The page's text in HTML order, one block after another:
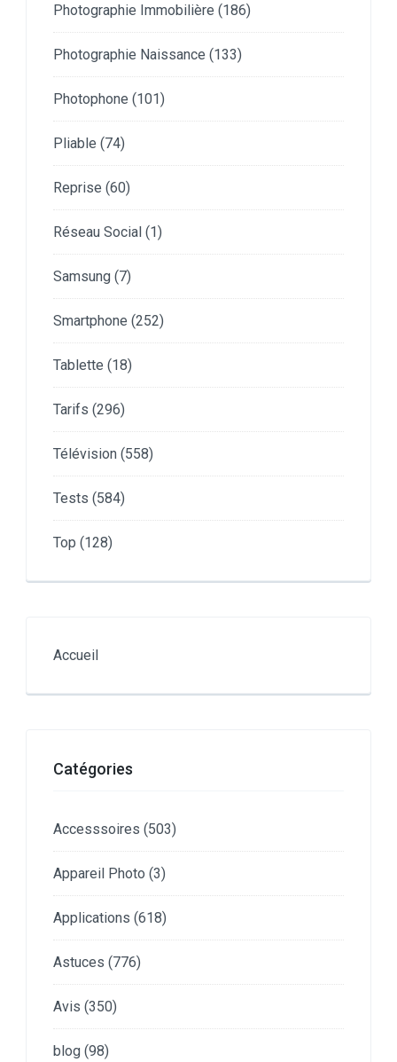
Photographie Immobilière (186)
Photographie Naissance (133)
Photophone (101)
Pliable (74)
Reprise (60)
Réseau Social (1)
Samsung (7)
Smartphone (252)
Tablette (18)
Tarifs (296)
Télévision (558)
Tests (584)
Top (128)
Accueil
Catégories
Accesssoires (503)
Appareil Photo (3)
Applications (618)
Astuces (776)
Avis (350)
blog (98)